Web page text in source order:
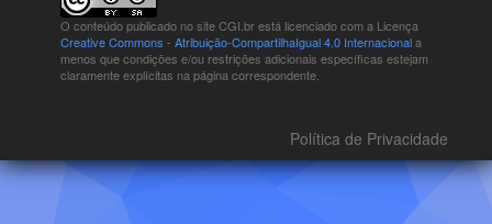
O conteúdo publicado no site CGI.br está licenciado com a Licença
Creative Commons - Atribuição-CompartilhaIgual 4.0 Internacionala
menos que condições e/ou restrições adicionais específicas estejam
claramente explícitas na página correspondente.
Política de Privacidade